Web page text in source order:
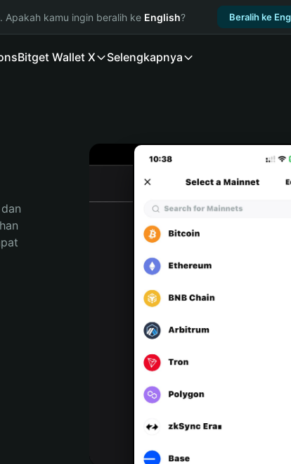
. Apakah kamu ingin beralih ke English? Beralih ke
Bitget Wallet X Selengkapnya